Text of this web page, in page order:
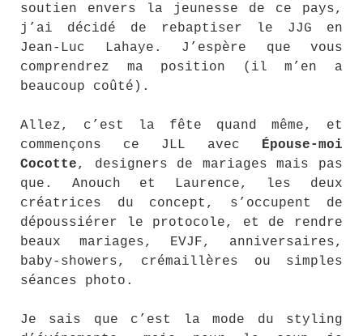
soutien envers la jeunesse de ce pays,
j’ai décidé de rebaptiser le JJG en
Jean-Luc Lahaye. J’espère que vous
comprendrez ma position (il m’en a
beaucoup coûté).
Allez, c’est la fête quand même, et
commençons ce JLL avec Épouse-moi
Cocotte, designers de mariages mais pas
que. Anouch et Laurence, les deux
créatrices du concept, s’occupent de
dépoussiérer le protocole, et de rendre
beaux mariages, EVJF, anniversaires,
baby-showers, crémaillères ou simples
séances photo.
Je sais que c’est la mode du styling